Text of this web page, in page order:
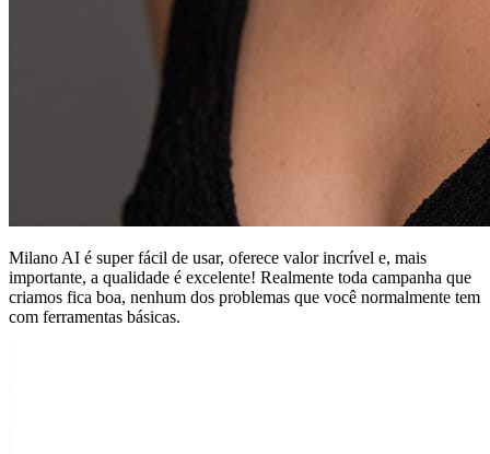
Milano AI é super fácil de usar, oferece valor incrível e, mais
importante, a qualidade é excelente! Realmente toda campanha que
criamos fica boa, nenhum dos problemas que você normalmente tem
com ferramentas básicas.